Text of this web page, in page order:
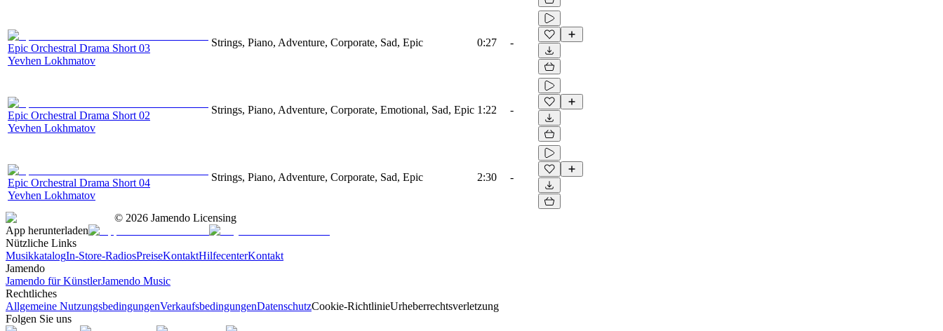
Epic Orchestral Drama Short 03
Yevhen Lokhmatov
Strings, Piano, Adventure, Corporate, Sad, Epic 0:27 -
Epic Orchestral Drama Short 02
Yevhen Lokhmatov
Strings, Piano, Adventure, Corporate, Emotional, Sad, Epic 1:22 -
Epic Orchestral Drama Short 04
Yevhen Lokhmatov
Strings, Piano, Adventure, Corporate, Sad, Epic 2:30 -
© 2026 Jamendo Licensing
App herunterladen
Nützliche Links
MusikkatalogIn-Store-RadiosPreiseKontaktHilfecenterKontakt
Jamendo
Jamendo für KünstlerJamendo Music
Rechtliches
Allgemeine NutzungsbedingungenVerkaufsbedingungenDatenschutzCookie-RichtlinieUrheberrechtsverletzung
Folgen Sie uns